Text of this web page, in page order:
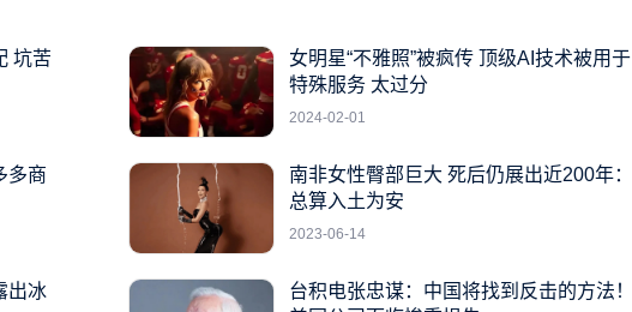
坑苦
女明星“不雅照”被疯传 顶级AI技术被用于
特殊服务 太过分
2024-02-01
多商
南非女性臀部巨大 死后仍展出近200年：
总算入土为安
2023-06-14
出冰
台积电张忠谋：中国将找到反击的方法！